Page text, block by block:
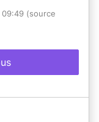
(source